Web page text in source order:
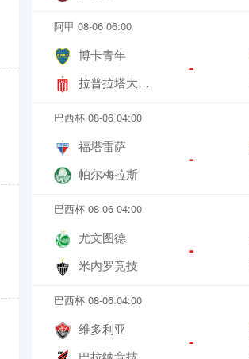
阿甲 08-06 06:00
博卡青年
拉普拉塔大学生
-
巴西杯 08-06 04:00
福塔雷萨
帕尔梅拉斯
-
巴西杯 08-06 04:00
尤文图德
米内罗竞技
-
巴西杯 08-06 04:00
维多利亚
-